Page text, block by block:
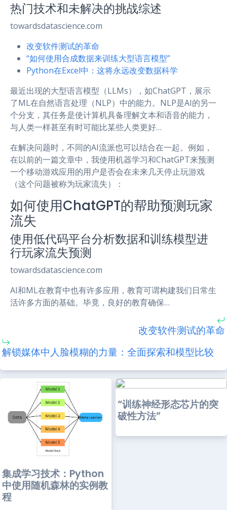
热门技术和未解决的挑战综述
towardsdatascience.com
改变软件测试的革命
“如何使用合成数据来训练大型语言模型”
Python在Excel中：这将永远改变数据科学
最近出现的大型语言模型（LLMs），如ChatGPT，展示
了ML在自然语言处理（NLP）中的能力。NLP是AI的另一
个分支，其任务是使计算机具备理解文本和语音的能力，
与人类一样甚至有时可能比某些人类更好…
在解决问题时，不同的AI流派也可以结合在一起。例如，
在以前的一篇文章中，我使用机器学习和ChatGPT来预测
一个移动游戏应用的用户是否会在未来几天停止玩游戏
（这个问题被称为玩家流失）：
如何使用ChatGPT的帮助预测玩家
流失
使用低代码平台分析数据和训练模型进
行玩家流失预测
towardsdatascience.com
AI和ML在教育中也有许多应用，教育可谓构建我们日常生
活许多方面的基础。毕竟，良好的教育确保…
改变软件测试的革命
解锁媒体中人脸模糊的力量：全面探索和模型比较
集成学习技术：Python
中使用随机森林的实例教
程
“训练神经形态芯片的突
破性方法”